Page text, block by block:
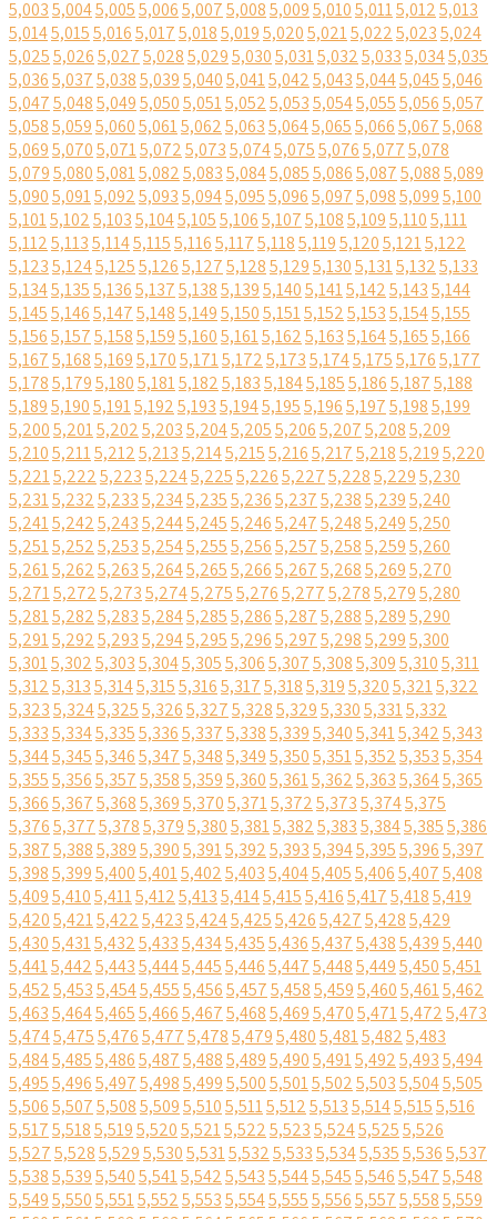
5,0035,0045,0055,0065,0075,0085,0095,0105,0115,0125,013
5,0145,0155,0165,0175,0185,0195,0205,0215,0225,0235,024
5,0255,0265,0275,0285,0295,0305,0315,0325,0335,0345,035
5,0365,0375,0385,0395,0405,0415,0425,0435,0445,0455,046
5,0475,0485,0495,0505,0515,0525,0535,0545,0555,0565,057
5,0585,0595,0605,0615,0625,0635,0645,0655,0665,0675,068
5,0695,0705,0715,0725,0735,0745,0755,0765,0775,078
5,0795,0805,0815,0825,0835,0845,0855,0865,0875,0885,089
5,0905,0915,0925,0935,0945,0955,0965,0975,0985,0995,100
5,1015,1025,1035,1045,1055,1065,1075,1085,1095,1105,111
5,1125,1135,1145,1155,1165,1175,1185,1195,1205,1215,122
5,1235,1245,1255,1265,1275,1285,1295,1305,1315,1325,133
5,1345,1355,1365,1375,1385,1395,1405,1415,1425,1435,144
5,1455,1465,1475,1485,1495,1505,1515,1525,1535,1545,155
5,1565,1575,1585,1595,1605,1615,1625,1635,1645,1655,166
5,1675,1685,1695,1705,1715,1725,1735,1745,1755,1765,177
5,1785,1795,1805,1815,1825,1835,1845,1855,1865,1875,188
5,1895,1905,1915,1925,1935,1945,1955,1965,1975,1985,199
5,2005,2015,2025,2035,2045,2055,2065,2075,2085,209
5,2105,2115,2125,2135,2145,2155,2165,2175,2185,2195,220
5,2215,2225,2235,2245,2255,2265,2275,2285,2295,230
5,2315,2325,2335,2345,2355,2365,2375,2385,2395,240
5,2415,2425,2435,2445,2455,2465,2475,2485,2495,250
5,2515,2525,2535,2545,2555,2565,2575,2585,2595,260
5,2615,2625,2635,2645,2655,2665,2675,2685,2695,270
5,2715,2725,2735,2745,2755,2765,2775,2785,2795,280
5,2815,2825,2835,2845,2855,2865,2875,2885,2895,290
5,2915,2925,2935,2945,2955,2965,2975,2985,2995,300
5,3015,3025,3035,3045,3055,3065,3075,3085,3095,3105,311
5,3125,3135,3145,3155,3165,3175,3185,3195,3205,3215,322
5,3235,3245,3255,3265,3275,3285,3295,3305,3315,332
5,3335,3345,3355,3365,3375,3385,3395,3405,3415,3425,343
5,3445,3455,3465,3475,3485,3495,3505,3515,3525,3535,354
5,3555,3565,3575,3585,3595,3605,3615,3625,3635,3645,365
5,3665,3675,3685,3695,3705,3715,3725,3735,3745,375
5,3765,3775,3785,3795,3805,3815,3825,3835,3845,3855,386
5,3875,3885,3895,3905,3915,3925,3935,3945,3955,3965,397
5,3985,3995,4005,4015,4025,4035,4045,4055,4065,4075,408
5,4095,4105,4115,4125,4135,4145,4155,4165,4175,4185,419
5,4205,4215,4225,4235,4245,4255,4265,4275,4285,429
5,4305,4315,4325,4335,4345,4355,4365,4375,4385,4395,440
5,4415,4425,4435,4445,4455,4465,4475,4485,4495,4505,451
5,4525,4535,4545,4555,4565,4575,4585,4595,4605,4615,462
5,4635,4645,4655,4665,4675,4685,4695,4705,4715,4725,473
5,4745,4755,4765,4775,4785,4795,4805,4815,4825,483
5,4845,4855,4865,4875,4885,4895,4905,4915,4925,4935,494
5,4955,4965,4975,4985,4995,5005,5015,5025,5035,5045,505
5,5065,5075,5085,5095,5105,5115,5125,5135,5145,5155,516
5,5175,5185,5195,5205,5215,5225,5235,5245,5255,526
5,5275,5285,5295,5305,5315,5325,5335,5345,5355,5365,537
5,5385,5395,5405,5415,5425,5435,5445,5455,5465,5475,548
5,5495,5505,5515,5525,5535,5545,5555,5565,5575,5585,559